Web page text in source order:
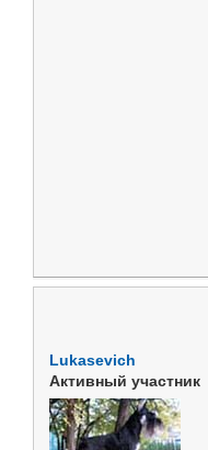
Lukasevich
Активный участник